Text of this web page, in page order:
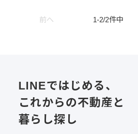
前へ 1-2/2件中
LINEではじめる、
これからの不動産と
暮らし探し